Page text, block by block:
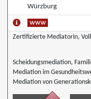
Würzburg
Zertifizierte Mediatorin,
Scheidungsmediation,
Mediation im
Mediation von
Gesellschafterkonflikten,